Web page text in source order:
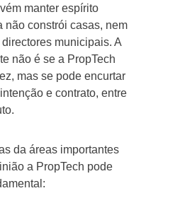
manter espírito
não constrói casas, nem
municipais. A
não é se a PropTech
mas se pode encurtar
e contrato, entre
da áreas importantes
a PropTech pode